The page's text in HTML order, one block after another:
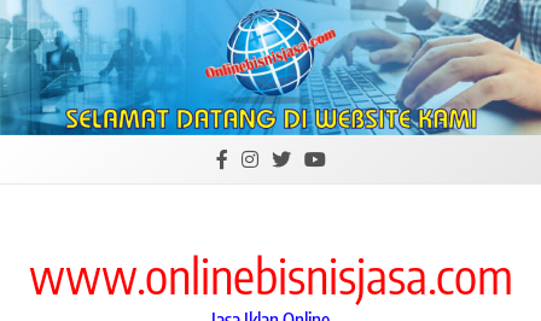
Skip
to
content
www.onlinebisnisjasa.com